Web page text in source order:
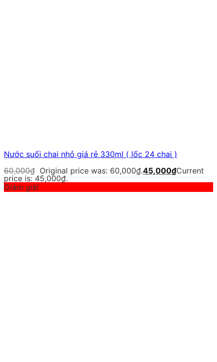
Nước suối chai nhỏ giá rẻ 330ml ( lốc 24 chai )
60,000₫ Original price was: 60,000₫.45,000₫Current
price is: 45,000₫.
Giảm giá!